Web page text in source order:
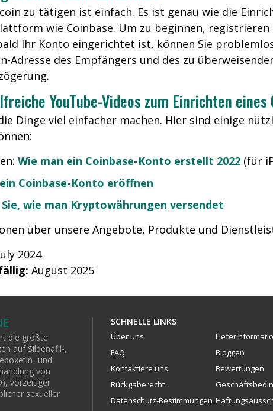
zu tätigen ist einfach. Es ist genau wie die
wie Coinbase. Um zu beginnen,
Ihr Konto eingerichtet ist, können Sie
Adresse des Empfängers und des zu
YouTube-Videos zum Einrichten eines
Dinge viel einfacher machen. Hier sind einige
Wie man ein Coinbase-Konto erstellt 2022 (für
Coinbase-Konto eröffnen
wie man Kryptowährungen versendet
über unsere Angebote, Produkte und
2024
August 2025
die größte
auf Sildenafil-,
und
von
vorzeitiger
sexueller
SCHNELLE LINKS
Über uns
FAQ
Bloggen
Kontaktiere uns
Bewertungen
Rückgaberecht
Datenschutz-Bestimmungen